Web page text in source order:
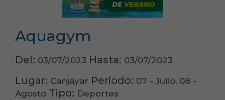
Aquagym
Del: 03/07/2023 Hasta: 03/07/2023
Lugar: Canjáyar Periodo: 07 - Julio, 08 -
Agosto Tipo: Deportes